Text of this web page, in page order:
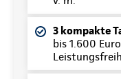
3 kompakte
bis 1.600